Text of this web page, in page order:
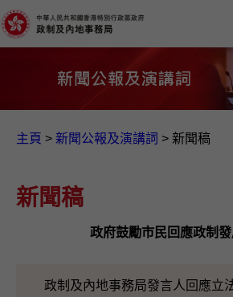
主頁 > 新聞公報及演講詞 > 新聞稿
新聞稿
政府鼓勵市民回應政制
政制及內地事務局發言人回應立法